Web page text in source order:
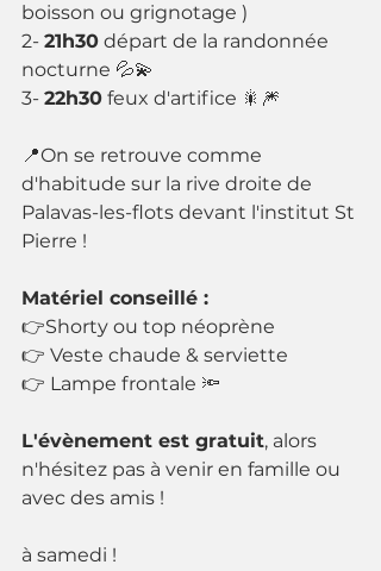
boisson ou grignotage )
2- 21h30 départ de la randonnée
nocturne 💦💫
3- 22h30 feux d'artifice 🎇🎆
📍On se retrouve comme
d'habitude sur la rive droite de
Palavas-les-flots devant l'institut St
Pierre !
Matériel conseillé :
👉Shorty ou top néoprène
👉 Veste chaude & serviette
👉 Lampe frontale 🔦
L'évènement est gratuit, alors
n'hésitez pas à venir en famille ou
avec des amis !
à samedi !